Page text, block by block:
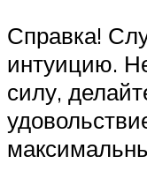
Справка!
интуицию.
силу,